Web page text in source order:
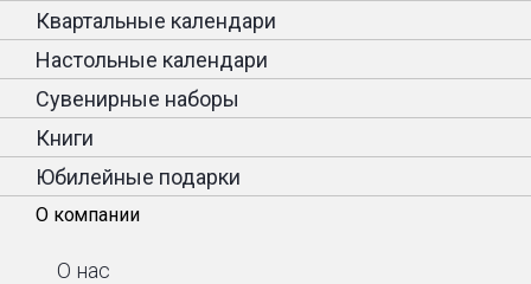
Квартальные календари
Настольные календари
Сувенирные наборы
Книги
Юбилейные подарки
О компании
О нас